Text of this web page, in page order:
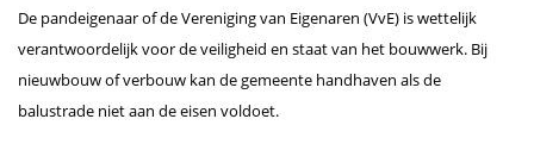
De pandeigenaar of de Vereniging van Eigenaren (VvE) is wettelijk
verantwoordelijk voor de veiligheid en staat van het bouwwerk. Bij
nieuwbouw of verbouw kan de gemeente handhaven als de
balustrade niet aan de eisen voldoet.